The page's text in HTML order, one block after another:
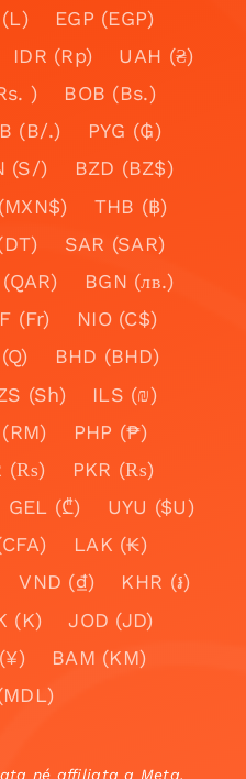
EGP (EGP)
IDR (Rp)
UAH (₴)
)
BOB (Bs.)
(B/.)
PYG (₲)
(S/)
BZD (BZ$)
THB (฿)
SAR (SAR)
BGN (лв.)
(Fr)
NIO (C$)
BHD (BHD)
(Sh)
ILS (₪)
PHP (₱)
(₨)
PKR (₨)
GEL (₾)
UYU ($U)
LAK (₭)
VND (₫)
KHR (៛)
(K)
JOD (JD)
BAM (KM)
né affiliata a Meta,